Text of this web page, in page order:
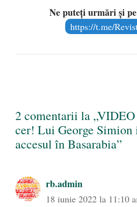
Ne puteți urmări și
https://t.me/
2 comentarii la
cer! Lui George Simion
accesul în Basarabia”
rb.admin
18 iunie 2022 la 11:10